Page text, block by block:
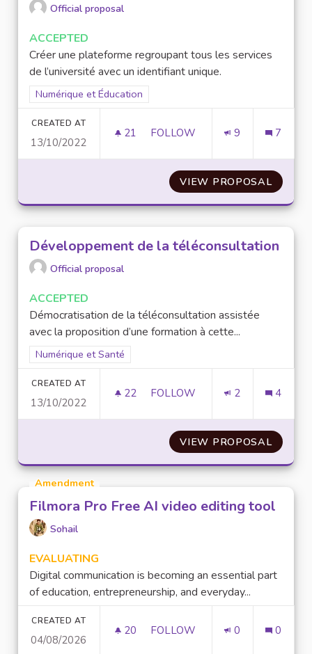
Official proposal
ACCEPTED
Créer une plateforme regroupant tous les services
de l’université avec un identifiant unique.
Filter results for scope: Numérique et Éducation
Numérique et Éducation
CREATED AT
13/10/2022
21 21 FOLLOWERS
FOLLOW 9 7
VIEW PROPOSAL
Développement de la téléconsultation
Official proposal
ACCEPTED
Démocratisation de la téléconsultation assistée
avec la proposition d’une formation à cette...
Filter results for scope: Numérique et Santé
Numérique et Santé
CREATED AT
13/10/2022
22 22 FOLLOWERS
FOLLOW 2 4
VIEW PROPOSAL
Amendment
Filmora Pro Free AI video editing tool
Sohail
EVALUATING
Digital communication is becoming an essential part
of education, entrepreneurship, and everyday...
CREATED AT
04/08/2026
20 20 FOLLOWERS
FOLLOW 0 0